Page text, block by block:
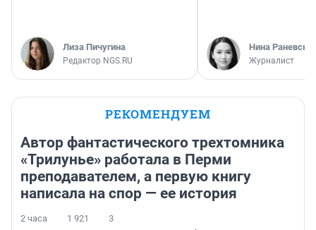
Лиза Пичугина
Редактор NGS.RU
Нина
Журналист
РЕКОМЕНДУЕМ
Автор фантастического трехтомника
«Трилунье» работала в Перми
преподавателем, а первую книгу
написала на спор — ее история
2 часа 1 921 3